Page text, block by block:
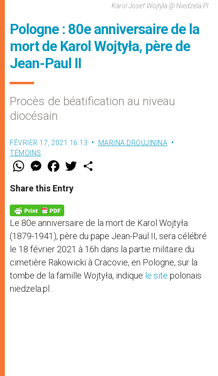
Karol Josef Wojtyla @ Niedzela.pl
Pologne : 80e anniversaire de la
mort de Karol Wojtyła, père de
Jean-Paul II
Procès de béatification au niveau
diocésain
FÉVRIER 17, 2021 16:13
MARINA DROUJININA
TÉMOINS
W
t
s
p
p
M
e
s
e
g
e
r
F
a
e
b
o
k
w
Share this Entry
Le 80e anniversaire de la mort de Karol Wojtyła
(1879-1941), père du pape Jean-Paul II, sera célébré
le 18 février 2021 à 16h dans la partie militaire du
cimetière Rakowicki à Cracovie, en Pologne, sur la
tombe de la famille Wojtyła, indique le site polonais
niedzela.pl .